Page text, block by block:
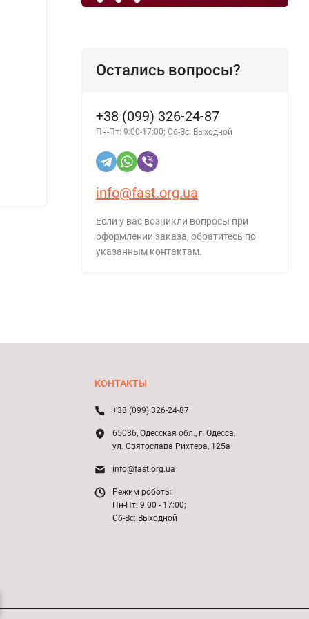
Синтетическое моторное масло GENERAL
MOTORS Dexos2 5W-30 1л
445 грн.
Остались вопросы?
+38 (099) 326-24-87
Пн-Пт: 9:00-17:00; Сб-Вс: Выходной
info@fast.org.ua
Если у вас возникли вопросы при
оформлении заказа, обратитесь по
указанным контактам.
КОНТАКТЫ
+38 (099) 326-24-87
65036, Одесская обл., г. Одесса,
ул. Святослава Рихтера, 125а
info@fast.org.ua
Режим роботы:
Пн-Пт: 9:00 - 17:00;
Сб-Вс: Выходной